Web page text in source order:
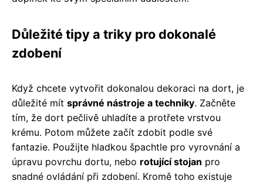
Důležité tipy a triky pro dokonalé
zdobení
Když chcete vytvořit dokonalou dekoraci na dort, je
důležité mít správné nástroje a techniky. Začněte
tím, že dort pečlivě uhladíte a protřete vrstvou
krému. Potom můžete začít zdobit podle své
fantazie. Použijte hladkou špachtle pro vyrovnání a
úpravu povrchu dortu, nebo rotující stojan pro
snadné ovládání při zdobení. Kromě toho existuje